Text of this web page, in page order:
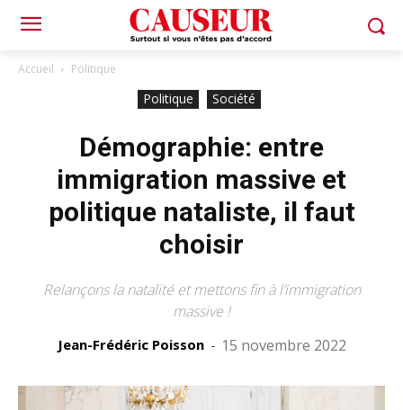
Accueil Politique
Politique Société
Démographie: entre
immigration massive et
politique nataliste, il faut
choisir
Relançons la natalité et mettons fin à l’immigration
massive !
Jean-Frédéric Poisson - 15 novembre 2022